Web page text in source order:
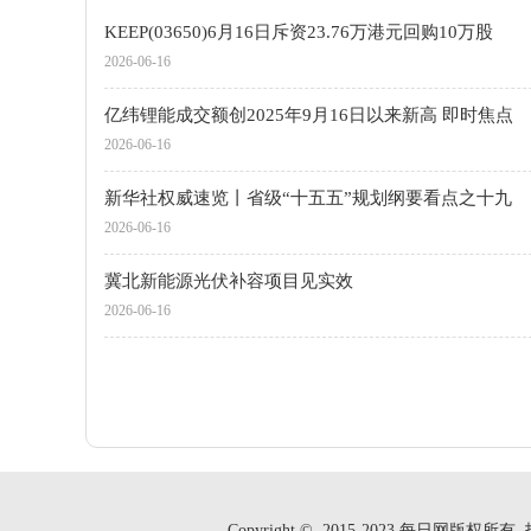
KEEP(03650)6月16日斥资23.76万港元回购10万股
2026-06-16
亿纬锂能成交额创2025年9月16日以来新高 即时焦点
2026-06-16
新华社权威速览丨省级“十五五”规划纲要看点之十九
2026-06-16
冀北新能源光伏补容项目见实效
2026-06-16